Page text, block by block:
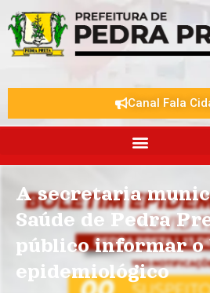
Canal Fala
A secretaria
Saúde de Pedra
público informar o
epidemiológico.